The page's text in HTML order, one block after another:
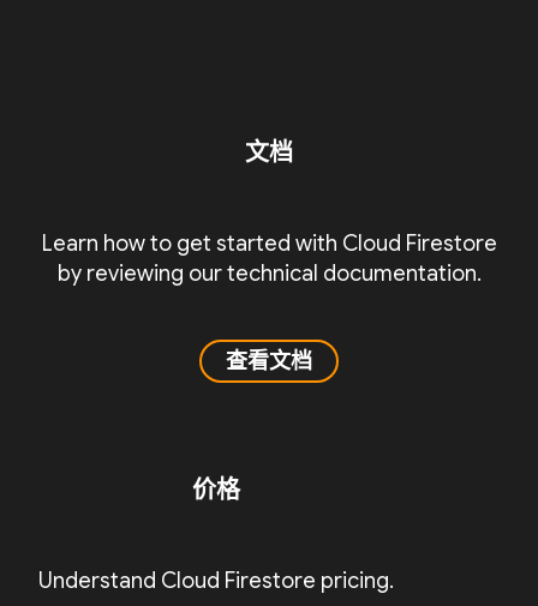
文档
Learn how to get started with Cloud Firestore
by reviewing our technical documentation.
查看文档
价格
Understand Cloud Firestore pricing.